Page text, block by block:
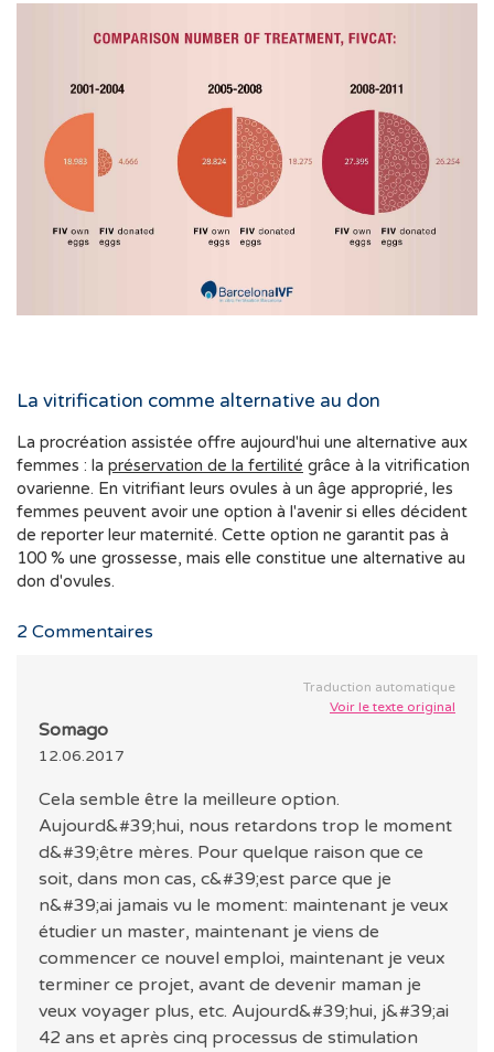
La vitrification comme alternative au don
La procréation assistée offre aujourd'hui une alternative aux
femmes : la préservation de la fertilité
ovarienne. En vitrifiant leurs ovules à un âge approprié, les
femmes peuvent avoir une option à l'avenir si elles décident
de reporter leur maternité. Cette option ne garantit pas à
100 % une grossesse, mais elle constitue une alternative au
don d'ovules.
2 Commentaires
Traduction automatique
Voir le texte original
Somago
12.06.2017
Cela semble être la meilleure option.
Aujourd&#39;hui, nous retardons trop le moment
d&#39;être mères. Pour quelque raison que ce
soit, dans mon cas, c&#39;est parce que je
n&#39;ai jamais vu le moment: maintenant je veux
étudier un master, maintenant je viens de
commencer ce nouvel emploi, maintenant je veux
terminer ce projet, avant de devenir maman je
veux voyager plus, etc. Aujourd&#39;hui, j&#39;ai
42 ans et après cinq processus de stimulation